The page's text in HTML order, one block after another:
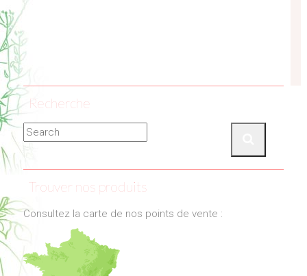
Recherche
Trouver nos produits
Consultez la carte de nos points de vente :